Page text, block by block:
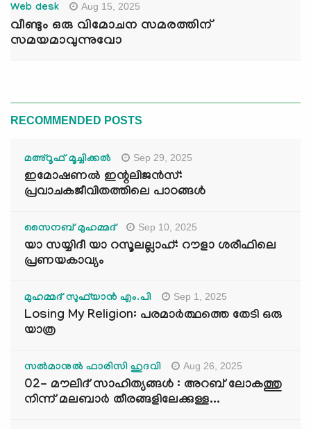
Web desk Aug 15, 2025
വീണ്ടും ഒരു വിമോചന സമരത്തിന്
സമയമാവുന്നുവോ
RECOMMENDED POSTS
മഅ്റൂഫ് മൂച്ചിക്കല്‍ Sep 29, 2025
ഇമോഷണൽ ഇന്റലിജൻസ്:
പ്രവാചകജീവിതത്തിലെ പാഠങ്ങൾ
സൈനബ് മുഹമ്മദ് Sep 10, 2025
യാ സയ്യിദീ യാ റസൂലല്ലാഹ്: റൗളാ ശരീഫിലെ
പ്രണയകാവ്യം
മുഹമ്മദ് സുഫ്‌യാൻ എം.പി Sep 1, 2025
Losing My Religion: പരമാർത്ഥത്തെ തേടി ഒരു
യാത്ര
സൽമാനുൽ ഫാരിസി ഹുദവി Aug 26, 2025
02- മൗലിദ് സാഹിത്യങ്ങൾ : അറബ് ലോകത്തു
നിന്ന് മലബാർ തീരങ്ങളിലേക്കുള്ള...